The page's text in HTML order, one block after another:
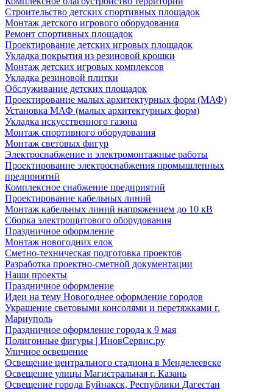
Строительство детских спортивных площадок
Монтаж детского игрового оборудования
Ремонт спортивных площадок
Проектирование детских игровых площадок
Укладка покрытия из резиновой крошки
Монтаж детских игровых комплексов
Укладка резиновой плитки
Обслуживание детских площадок
Проектирование малых архитектурных форм (МАФ)
Установка МАФ (малых архитектурных форм)
Укладка искусственного газона
Монтаж спортивного оборудования
Монтаж световых фигур
Электроснабжение и электромонтажные работы
Проектирование электроснабжения промышленных
предприятий
Комплексное снабжение предприятий
Проектирование кабельных линий
Монтаж кабельных линий напряжением до 10 кВ
Сборка электрощитового оборудования
Праздничное оформление
Монтаж новогодних елок
Сметно-техническая подготовка проектов
Разработка проектно-сметной документации
Наши проекты
Праздничное оформление
Идеи на тему Новогоднее оформление городов
Украшение световыми консолями и перетяжками г.
Мариуполь
Праздничное оформление города к 9 мая
Полигонные фигуры | ИновСервис.ру
Уличное освещение
Освещение центрального стадиона в Менделеевске
Освещение улицы Магистральная г. Казань
Освещение города Буйнакск, Республики Дагестан